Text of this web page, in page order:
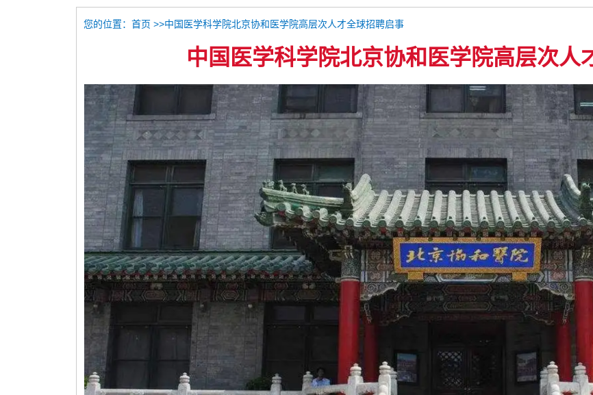
您的位置： 首页 >>中国医学科学院北京协和医学院高层次人才全球招聘启事
中国医学科学院北京协和医学院高层次人